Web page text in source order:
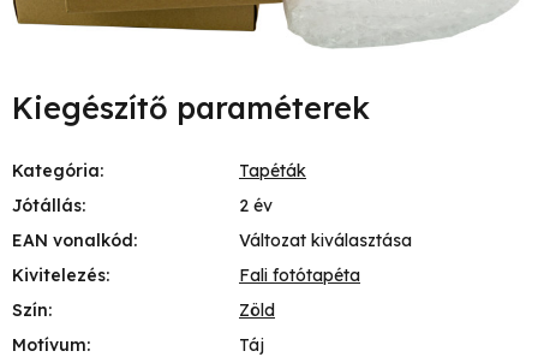
Kiegészítő paraméterek
Kategória:
Tapéták
Jótállás:
2 év
EAN vonalkód:
Változat kiválasztása
Kivitelezés:
Fali fotótapéta
Szín:
Zöld
Motívum:
Táj